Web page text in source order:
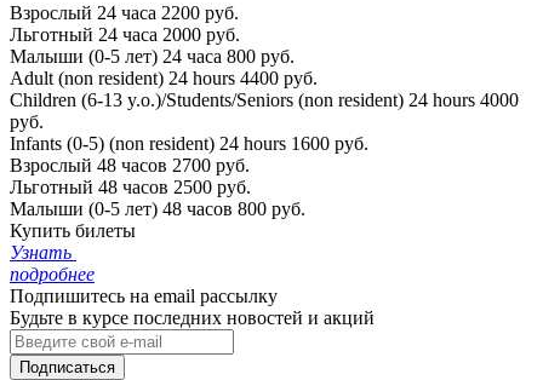
Взрослый 24 часа 2200 руб.
Льготный 24 часа 2000 руб.
Малыши (0-5 лет) 24 часа 800 руб.
Adult (non resident) 24 hours 4400 руб.
Children (6-13 y.o.)/Students/Seniors (non resident) 24 hours 4000
руб.
Infants (0-5) (non resident) 24 hours 1600 руб.
Взрослый 48 часов 2700 руб.
Льготный 48 часов 2500 руб.
Малыши (0-5 лет) 48 часов 800 руб.
Купить билеты
Узнать
подробнее
Подпишитесь на email рассылку
Будьте в курсе последних новостей и акций
Подписаться